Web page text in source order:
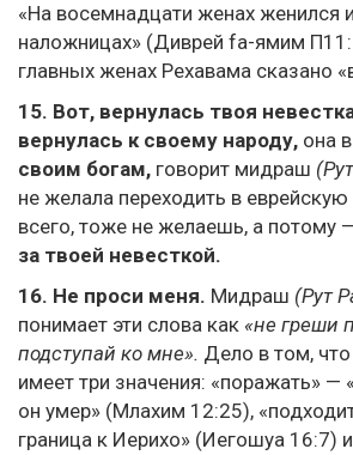
«На восемнадцати женах женился
наложницах» (Диврей fa-ямим
главных женах Рехавама сказано
15. Вот, вернулась твоя
вернулась к своему народу, она
своим богам, говорит мидраш
не желала переходить в еврейскую
всего, тоже не желаешь, а потому
за твоей невесткой.
16. Не проси меня. Мидраш (Рут
понимает эти слова как «не греши
подступай ко мне». Дело в том, что
имеет три значения: «поражать» —
он умер» (Млахим 12:25),
граница к Иерихо» (Иегошуа 16:7)